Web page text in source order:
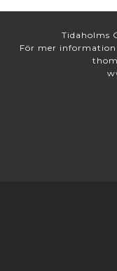
Tidaholms
För mer